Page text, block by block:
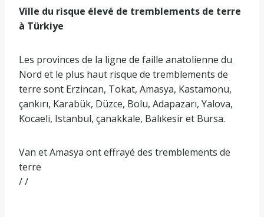
Ville du risque élevé de tremblements de terre
à Türkiye
Les provinces de la ligne de faille anatolienne du
Nord et le plus haut risque de tremblements de
terre sont Erzincan, Tokat, Amasya, Kastamonu,
çankırı, Karabük, Düzce, Bolu, Adapazarı, Yalova,
Kocaeli, Istanbul, çanakkale, Balıkesir et Bursa.
Van et Amasya ont effrayé des tremblements de
terre
/ /